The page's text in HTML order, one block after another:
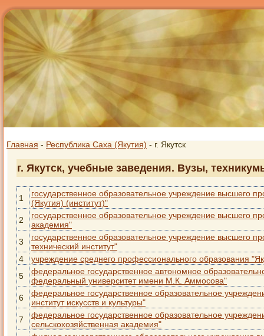
Главная - Республика Саха (Якутия) - г. Якутск
г. Якутск, учебные заведения. Вузы,
1
государственное образовательное учреждение высшего
(Якутия) (институт)"
2
государственное образовательное учреждение высшего
академия"
3
государственное образовательное учреждение высшего
технический институт"
4
учреждение среднего профессионального образования
5
федеральное государственное автономное
федеральный университет имени М.К. Аммосова"
6
федеральное государственное образовательное
институт искусств и культуры"
7
федеральное государственное образовательное
сельскохозяйственная академия"